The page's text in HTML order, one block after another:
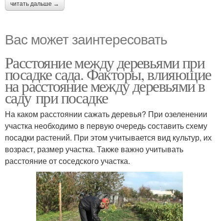
читать дальше →
Вас может заинтересовать
Расстояние между деревьями при
посадке сада. Факторы, влияющие
на расстояние между деревьями в
саду при посадке
На каком расстоянии сажать деревья? При озеленении
участка необходимо в первую очередь составить схему
посадки растений. При этом учитывается вид культур, их
возраст, размер участка. Также важно учитывать
расстояние от соседского участка.